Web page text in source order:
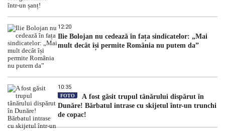
12:20
Ilie Bolojan nu cedează în fața sindicatelor: „Mai
mult decât își permite România nu putem da”
10:35
FOTO
A fost găsit trupul tânărului dispărut în
Dunăre! Bărbatul intrase cu skijetul într-un trunchi
de copac!